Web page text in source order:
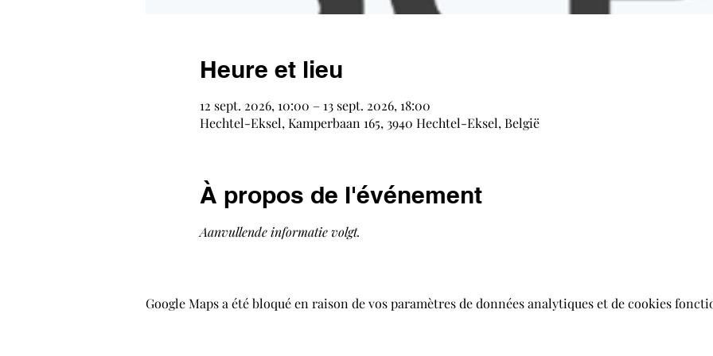
Heure et lieu
12 sept. 2026, 10:00 – 13 sept. 2026, 18:00
Hechtel-Eksel, Kamperbaan 165, 3940 Hechtel-Eksel, België
À propos de l'événement
Aanvullende informatie volgt.
Google Maps a été bloqué en raison de vos paramètres de données analytiques et de cookies